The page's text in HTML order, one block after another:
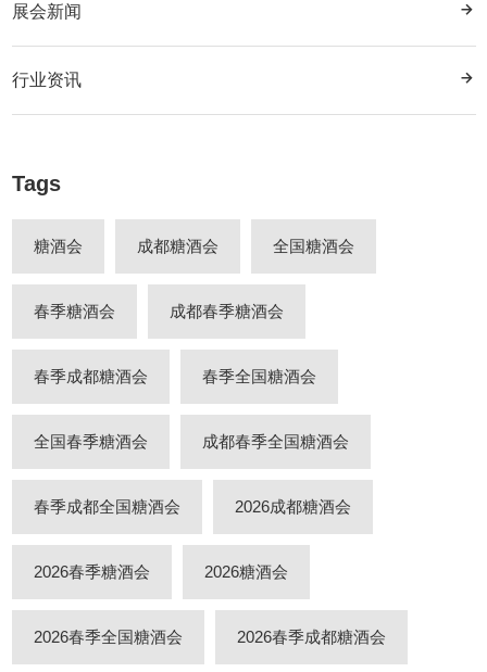
展会新闻
行业资讯
Tags
糖酒会 成都糖酒会 全国糖酒会
春季糖酒会 成都春季糖酒会
春季成都糖酒会 春季全国糖酒会
全国春季糖酒会 成都春季全国糖酒会
春季成都全国糖酒会 2026成都糖酒会
2026春季糖酒会 2026糖酒会
2026春季全国糖酒会 2026春季成都糖酒会